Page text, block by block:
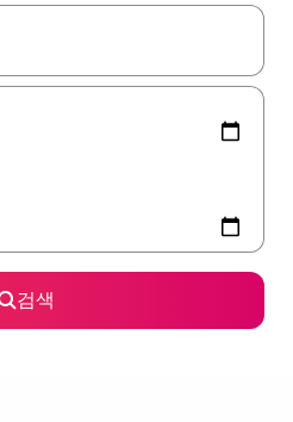
표 키를 사용하거나 터치 또는 스와이
검색